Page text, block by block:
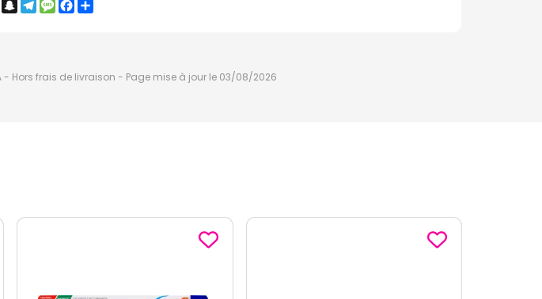
WhatsApp
Snapchat
Telegram
MessageFacebook
Hors frais de livraison - Page mise à jour le 03/08/2026